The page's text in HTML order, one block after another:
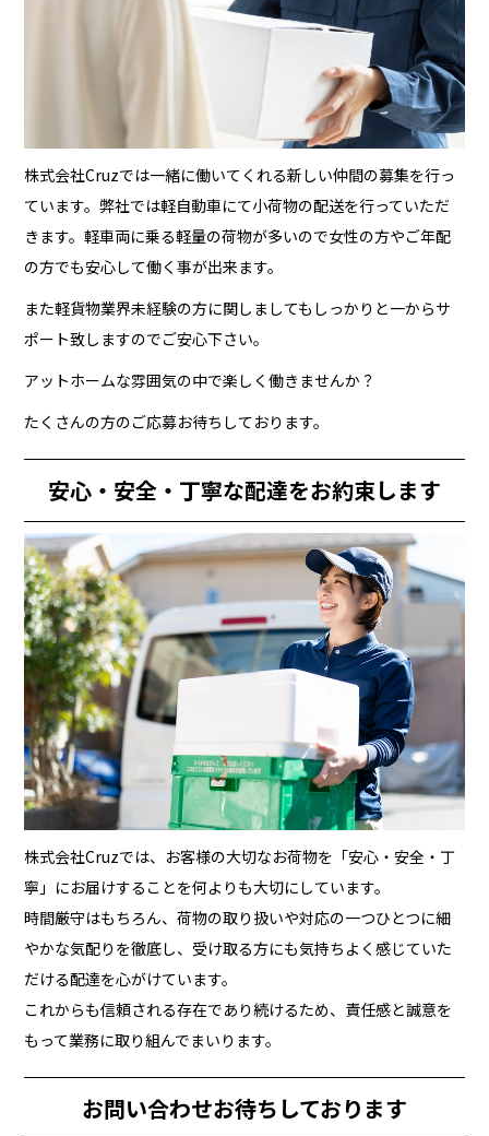
株式会社Cruzでは一緒に働いてくれる新しい仲間の募集を行っ
ています。弊社では軽自動車にて小荷物の配送を行っていただ
きます。軽車両に乗る軽量の荷物が多いので女性の方やご年配
の方でも安心して働く事が出来ます。
また軽貨物業界未経験の方に関しましてもしっかりと一からサ
ポート致しますのでご安心下さい。
アットホームな雰囲気の中で楽しく働きませんか？
たくさんの方のご応募お待ちしております。
安心・安全・丁寧な配達をお約束します
株式会社Cruzでは、お客様の大切なお荷物を「安心・安全・丁
寧」にお届けすることを何よりも大切にしています。
時間厳守はもちろん、荷物の取り扱いや対応の一つひとつに細
やかな気配りを徹底し、受け取る方にも気持ちよく感じていた
だける配達を心がけています。
これからも信頼される存在であり続けるため、責任感と誠意を
もって業務に取り組んでまいります。
お問い合わせお待ちしております